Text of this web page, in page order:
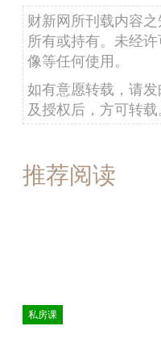
财新网所刊载内容
所有或持有。未经
像等任何使用。
如有意愿转载，请发
及授权后，方可转载
推荐阅读
私房课